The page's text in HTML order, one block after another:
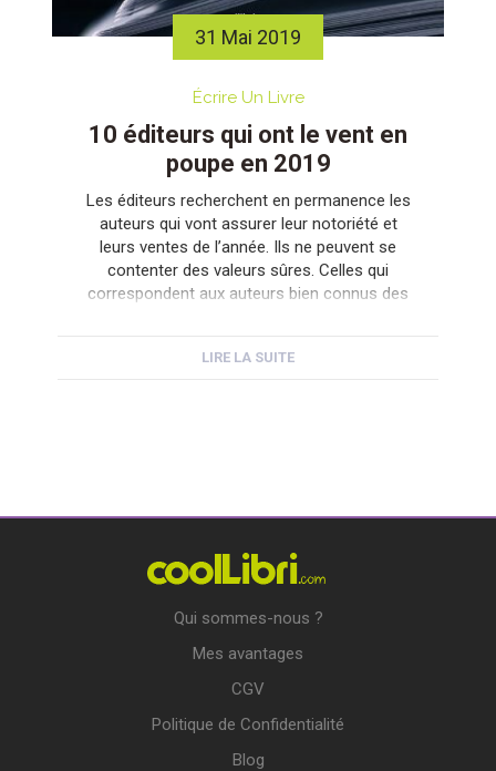
31 Mai 2019
Écrire Un Livre
10 éditeurs qui ont le vent en
poupe en 2019
Les éditeurs recherchent en permanence les
auteurs qui vont assurer leur notoriété et
leurs ventes de l’année. Ils ne peuvent se
contenter des valeurs sûres. Celles qui
correspondent aux auteurs bien connus des
en plus via les plateformes d’autoédition
LIRE LA SUITE
Qui sommes-nous ?
Mes avantages
CGV
Politique de Confidentialité
Blog